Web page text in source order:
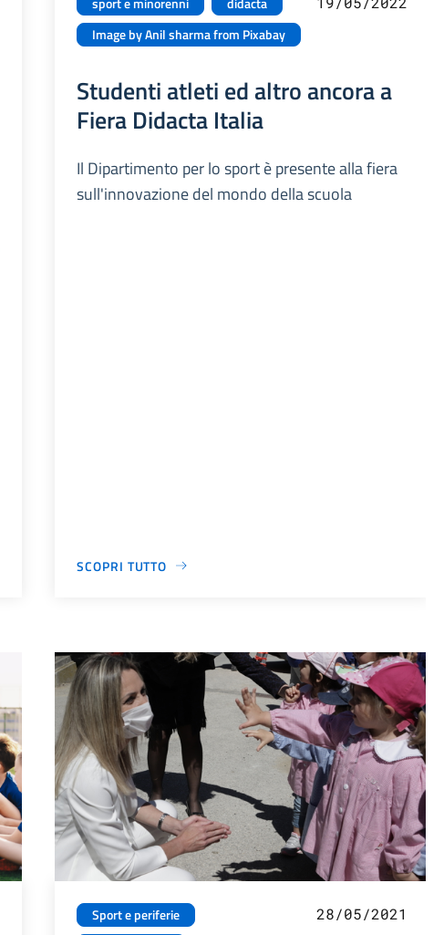
Image by Anil sharma from Pixabay
Studenti atleti ed altro ancora a
Fiera Didacta Italia
Il Dipartimento per lo sport è presente alla fiera
sull'innovazione del mondo della scuola
SCOPRI TUTTO
Sport e periferie
28/05/2021